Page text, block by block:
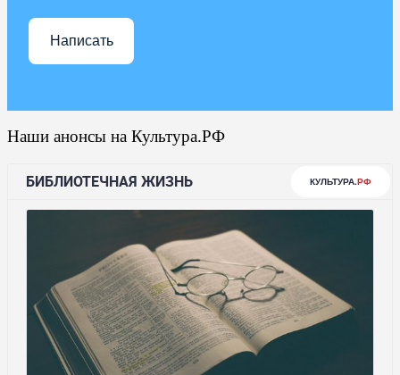
Написать
Наши анонсы на Культура.РФ